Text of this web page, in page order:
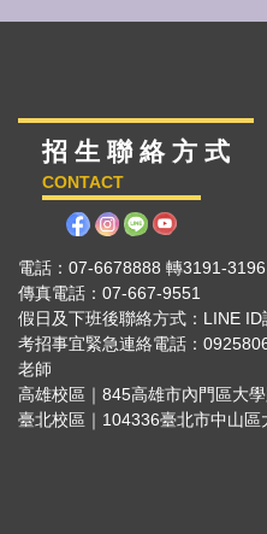
招 生 聯 絡 方 式
CONTACT
電話：07-6678888 轉3191-3196
傳真電話：07-667-9551
假日及下班後聯絡方式：LINE
考招事宜緊急連絡電話：
老師
高雄校區｜845高雄市內門區大
臺北校區｜104336臺北市中山區